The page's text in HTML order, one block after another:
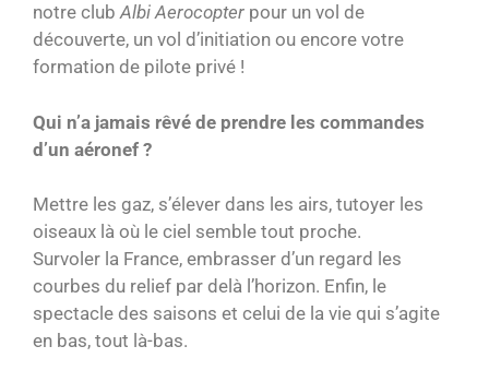
notre clubAlbi Aerocopter pour un vol de
découverte, un vol d’initiation ou encore votre
formation de pilote privé !
Qui n’a jamais rêvé de prendre les commandes
d’un aéronef ?
Mettre les gaz, s’élever dans les airs, tutoyer les
oiseaux là où le ciel semble tout proche.
Survoler la France, embrasser d’un regard les
courbes du relief par delà l’horizon. Enfin, le
spectacle des saisons et celui de la vie qui s’agite
en bas, tout là-bas.